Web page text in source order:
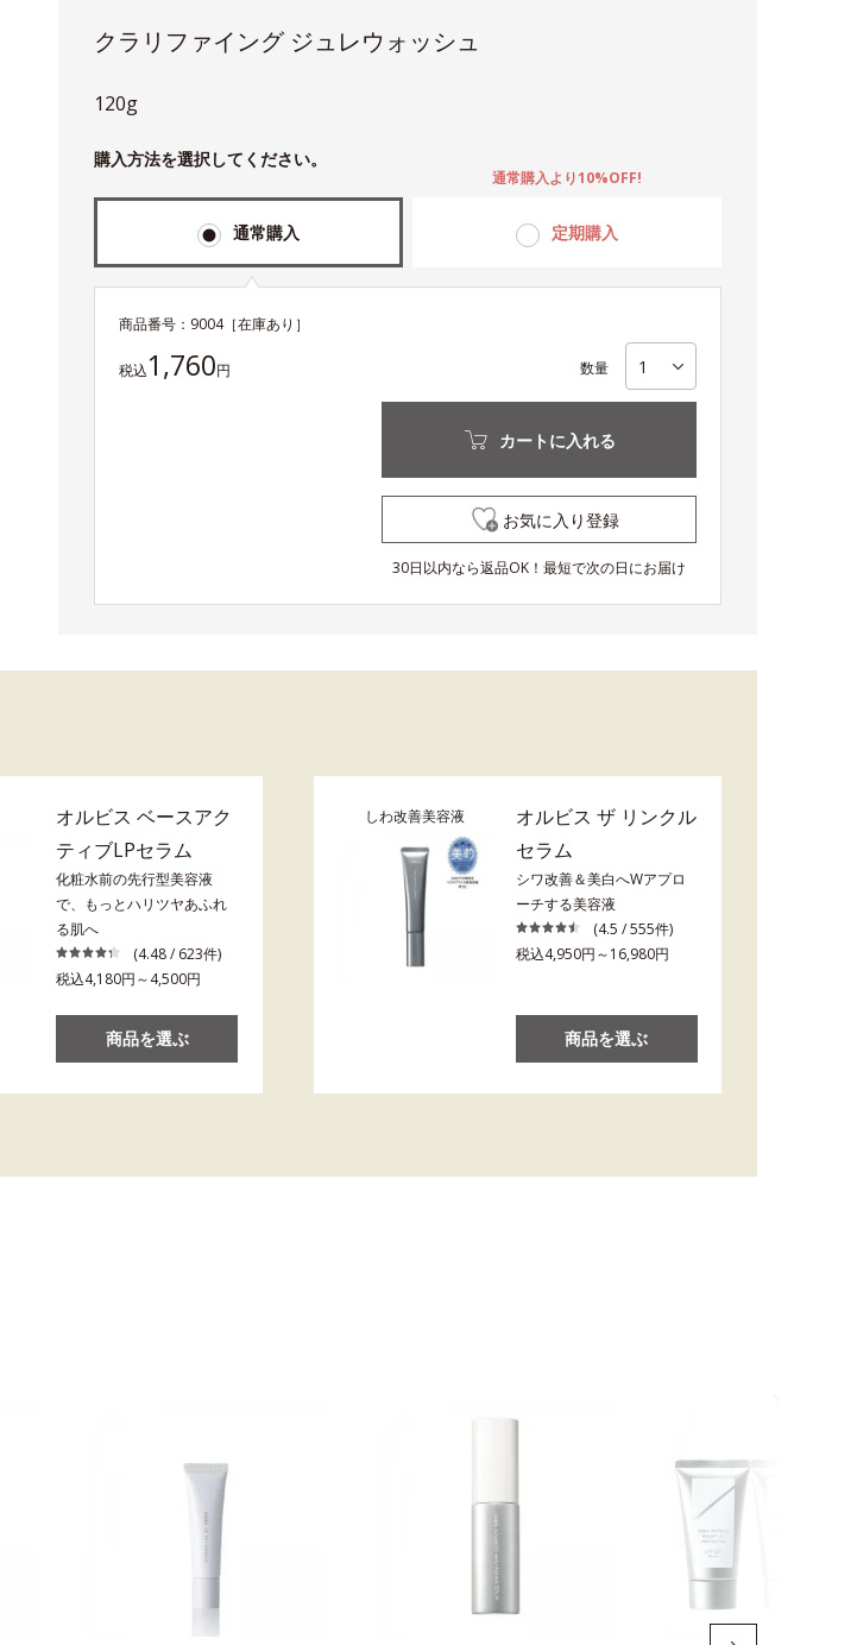
クラリファイング ジュレウォッシュ
120g
購入方法を選択してください。
通常購入 定期購入
通常購入より10%OFF!
商品番号： 9004［在庫あり］
税込1,760円 数量
カートに入れる
お気に入り登録
30日以内なら返品OK！最短で次の日にお届け
オルビス ベースアク
ティブLPセラム
化粧水前の先行型美容液
で、もっとハリツヤあふれ
る肌へ
(4.48 / 623件)
税込4,180円～4,500円
商品を選ぶ
しわ改善美容液
オルビス ザ リンクル
セラム
シワ改善＆美白へWアプロ
ーチする美容液
(4.5 / 555件)
税込4,950円～16,980円
商品を選ぶ